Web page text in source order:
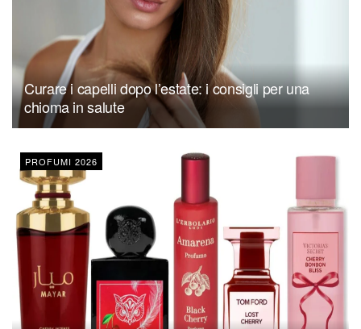
Curare i capelli dopo l’estate: i consigli per una
chioma in salute
PROFUMI 2026